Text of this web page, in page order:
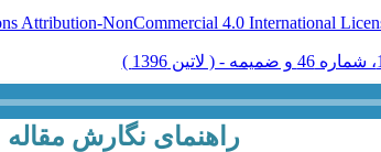
Attribution-NonCommercial 4.0 International
راهنمای نگارش مقاله